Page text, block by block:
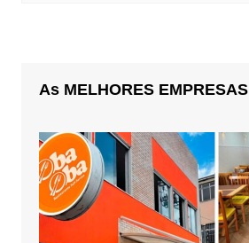
As MELHORES EMPRESAS